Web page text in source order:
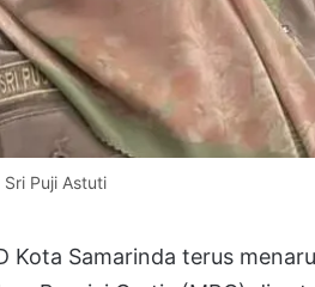
Sri Puji Astuti
Kota Samarinda terus